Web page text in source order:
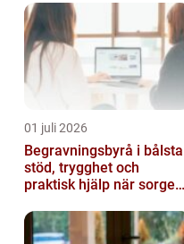
01 juli 2026
Begravningsbyrå i bålsta
stöd, trygghet och
praktisk hjälp när sorgen